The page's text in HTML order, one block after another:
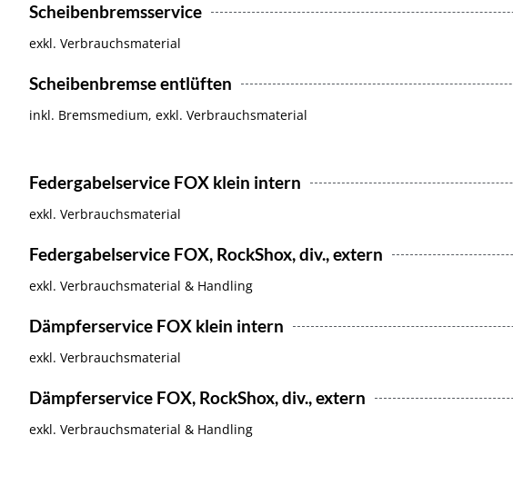
Scheibenbremsservice
exkl. Verbrauchsmaterial
Scheibenbremse entlüften
inkl. Bremsmedium, exkl. Verbrauchsmaterial
Federgabelservice FOX klein intern
exkl. Verbrauchsmaterial
Federgabelservice FOX, RockShox, div., extern
exkl. Verbrauchsmaterial & Handling
Dämpferservice FOX klein intern
exkl. Verbrauchsmaterial
Dämpferservice FOX, RockShox, div., extern
exkl. Verbrauchsmaterial & Handling